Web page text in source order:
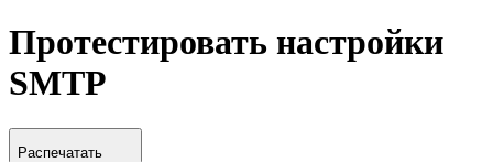
Протестировать настройки
SMTP
Распечатать